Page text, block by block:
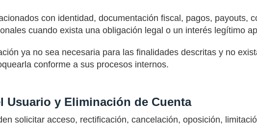
con identidad, documentación fiscal, pagos, payouts,
cuando exista una obligación legal o un interés legítimo
ya no sea necesaria para las finalidades descritas y no
conforme a sus procesos internos.
Usuario y Eliminación de Cuenta
solicitar acceso, rectificación, cancelación, oposición,